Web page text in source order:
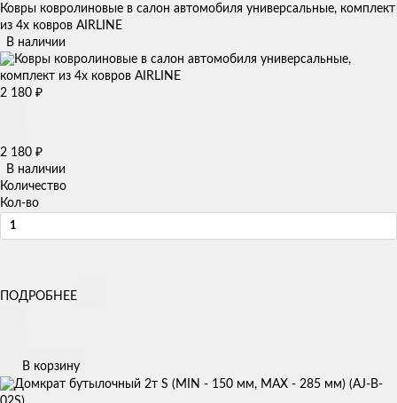
Ковры ковролиновые в салон автомобиля универсальные, комплект
из 4х ковров AIRLINE
В наличии
2 180 ₽
2 180 ₽
В наличии
Количество
Кол-во
ПОДРОБНЕЕ
В корзину